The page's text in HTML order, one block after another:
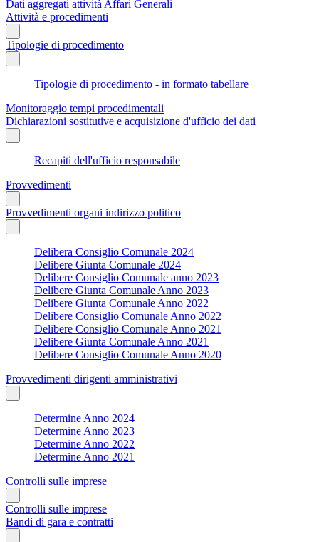
Dati aggregati attività Affari Generali
Attività e procedimenti
Tipologie di procedimento
Tipologie di procedimento - in formato tabellare
Monitoraggio tempi procedimentali
Dichiarazioni sostitutive e acquisizione d'ufficio dei dati
Recapiti dell'ufficio responsabile
Provvedimenti
Provvedimenti organi indirizzo politico
Delibera Consiglio Comunale 2024
Delibere Giunta Comunale 2024
Delibere Consiglio Comunale anno 2023
Delibere Giunta Comunale Anno 2023
Delibere Giunta Comunale Anno 2022
Delibere Consiglio Comunale Anno 2022
Delibere Consiglio Comunale Anno 2021
Delibere Giunta Comunale Anno 2021
Delibere Consiglio Comunale Anno 2020
Provvedimenti dirigenti amministrativi
Determine Anno 2024
Determine Anno 2023
Determine Anno 2022
Determine Anno 2021
Controlli sulle imprese
Controlli sulle imprese
Bandi di gara e contratti